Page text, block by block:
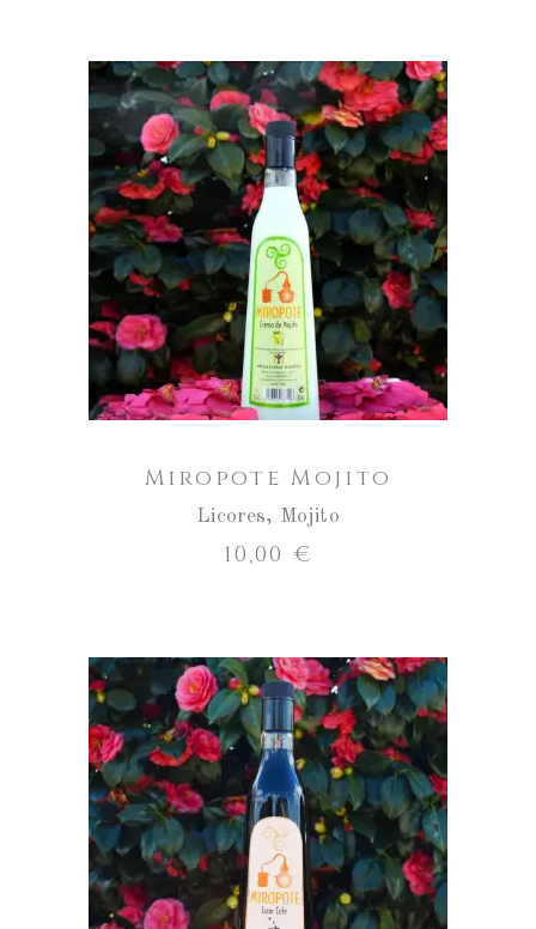
Miropote
Mojito
cantidad
AÑADIR AL CARRITO
Miropote Mojito
Licores, Mojito
10,00 €
Miropote
Licor
Café
cantidad
AÑADIR AL CARRITO